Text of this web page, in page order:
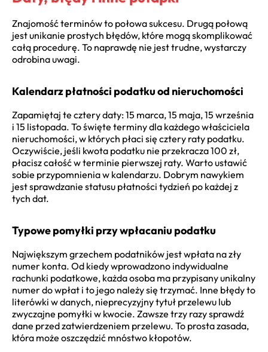
Znajomość terminów to połowa sukcesu. Drugą połową
jest unikanie prostych błędów, które mogą skomplikować
całą procedurę. To naprawdę nie jest trudne, wystarczy
odrobina uwagi.
Kalendarz płatności podatku od nieruchomości
Zapamiętaj te cztery daty: 15 marca, 15 maja, 15 września
i 15 listopada. To święte terminy dla każdego właściciela
nieruchomości, w których płaci się cztery raty podatku.
Oczywiście, jeśli kwota podatku nie przekracza 100 zł,
płacisz całość w terminie pierwszej raty. Warto ustawić
sobie przypomnienia w kalendarzu. Dobrym nawykiem
jest sprawdzanie statusu płatności tydzień po każdej z
tych dat.
Typowe pomyłki przy wpłacaniu podatku
Największym grzechem podatników jest wpłata na zły
numer konta. Od kiedy wprowadzono indywidualne
rachunki podatkowe, każda osoba ma przypisany unikalny
numer do wpłat i to jego należy się trzymać. Inne błędy to
literówki w danych, nieprecyzyjny tytuł przelewu lub
zwyczajne pomyłki w kwocie. Zawsze trzy razy sprawdź
dane przed zatwierdzeniem przelewu. To prosta zasada,
która może oszczędzić mnóstwo kłopotów.